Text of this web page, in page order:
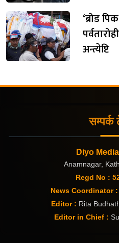
‘ब्रोड
अन्त्येष्टि
सम्पर्क
Diyo
Anamnagar,
Regd No :
News Coordinator :
Editor : Rita
Editor in Chief :